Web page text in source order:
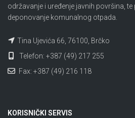
održavanje i uređenje javnih površina,
deponovanje komunalnog otpada.
Tina Ujevića 66, 76100, Brčko
Telefon: +387 (49) 217 255
Fax: +387 (49) 216 118
KORISNIČKI SERVIS